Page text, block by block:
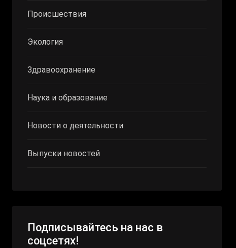
Происшествия
Экология
Здравоохранение
Наука и образование
Новости о деятельности
Выпуски новостей
Подписывайтесь на нас в
соцсетях!